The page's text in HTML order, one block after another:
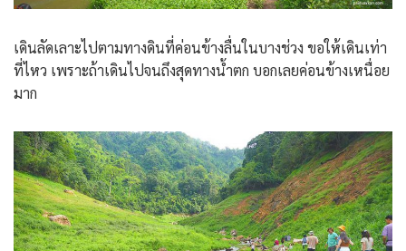
เดินลัดเลาะไปตามทางดินที่ค่อนข้างลื่นในบางช่วง ขอให้เดินเท่า
ที่ไหว เพราะถ้าเดินไปจนถึงสุดทางน้ำตก บอกเลยค่อนข้างเหนื่อย
มาก